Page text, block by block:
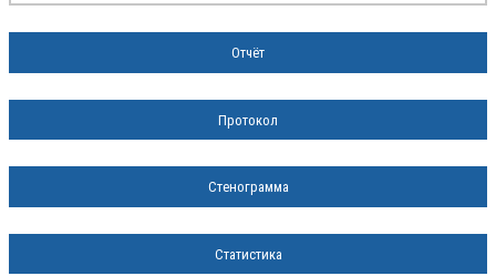
Отчёт
Протокол
Стенограмма
Статистика